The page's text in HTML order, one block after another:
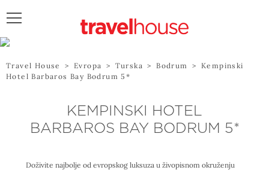
Travel House > Evropa > Turska > Bodrum > Kempinski
Hotel Barbaros Bay Bodrum 5*
KEMPINSKI HOTEL
BARBAROS BAY BODRUM 5*
Doživite najbolje od evropskog luksuza u živopisnom okruženju